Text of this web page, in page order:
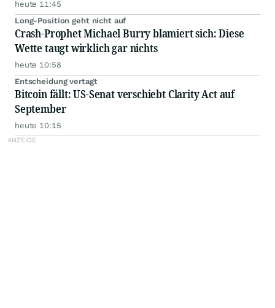
heute 11:45
Long-Position geht nicht auf
Crash-Prophet Michael Burry blamiert sich: Diese
Wette taugt wirklich gar nichts
heute 10:58
Entscheidung vertagt
Bitcoin fällt: US-Senat verschiebt Clarity Act auf
September
heute 10:15